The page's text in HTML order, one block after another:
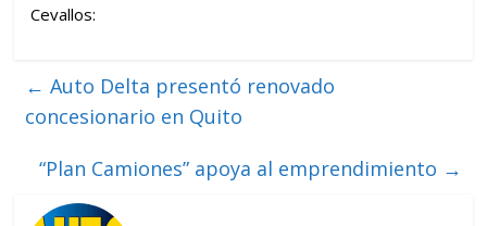
Cevallos:
← Auto Delta presentó renovado
concesionario en Quito
“Plan Camiones” apoya al emprendimiento →